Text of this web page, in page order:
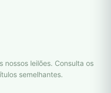
leilões. Consulta os
semelhantes.